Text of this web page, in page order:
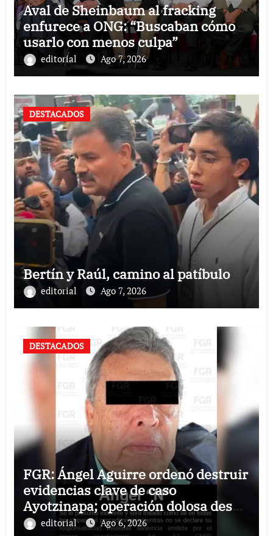
Aval de Sheinbaum al fracking
enfurece a ONG: “Buscaban cómo
usarlo con menos culpa”
editorial Ago 7, 2026
DESTACADOS
Bertín y Raúl, camino al patíbulo
editorial Ago 7, 2026
DESTACADOS
FGR: Ángel Aguirre ordenó destruir
evidencias clave de caso
Ayotzinapa; operación dolosa desde
el ejecutivo estatal
editorial Ago 6, 2026